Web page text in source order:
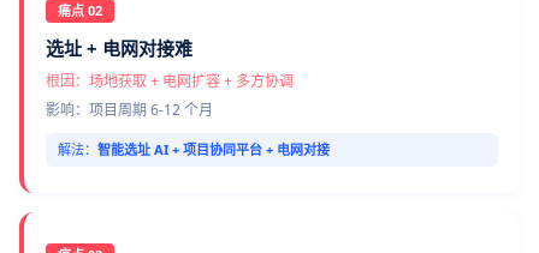
痛点 02
选址 + 电网对接难
根因：场地获取 + 电网扩容 + 多方协调
影响：项目周期 6-12 个月
解法： 智能选址 AI + 项目协同平台 + 电网对接